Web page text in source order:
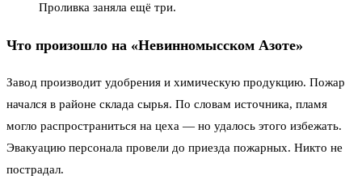
Проливка заняла ещё три.
Что произошло на «Невинномысском Азоте»
Завод производит удобрения и химическую продукцию. Пожар
начался в районе склада сырья. По словам источника, пламя
могло распространиться на цеха — но удалось этого избежать.
Эвакуацию персонала провели до приезда пожарных. Никто не
пострадал.